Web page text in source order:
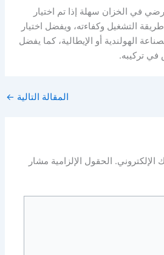
في الخزان سهلة إذا تم اختيار
التشغيل وكفاءته، ويفضل اختيار
الهولندية أو الإيطالية، كما يفضل
تركيبه.
المقالة التالية ←
الإلكتروني. الحقول الإلزامية مشار